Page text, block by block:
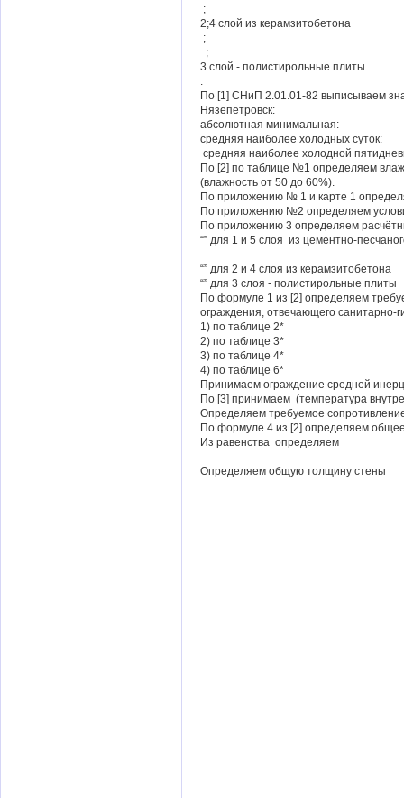
;
2;4 слой из керамзитобетона
;
;
3 слой - полистирольные плиты
.
По [1] СНиП 2.01.01-82 выписываем
Нязепетровск:
абсолютная минимальная:
средняя наиболее холодных суток:
средняя наиболее холодной
По [2] по таблице №1 определяем
(влажность от 50 до 60%).
По приложению № 1 и карте 1
По приложению №2 определяем
По приложению 3 определяем
“” для 1 и 5 слоя из цементно-
“” для 2 и 4 слоя из керамзитобетона
“” для 3 слоя - полистирольные плиты
По формуле 1 из [2] определяем
ограждения, отвечающего санитарно-
1) по таблице 2*
2) по таблице 3*
3) по таблице 4*
4) по таблице 6*
Принимаем ограждение средней
По [3] принимаем (температура
Определяем требуемое
По формуле 4 из [2] определяем
Из равенства определяем
Определяем общую толщину стены